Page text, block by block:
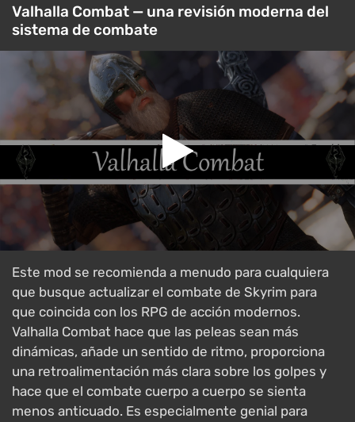
Valhalla Combat — una revisión moderna del
sistema de combate
Este mod se recomienda a menudo para cualquiera
que busque actualizar el combate de Skyrim para
que coincida con los RPG de acción modernos.
Valhalla Combat hace que las peleas sean más
dinámicas, añade un sentido de ritmo, proporciona
una retroalimentación más clara sobre los golpes y
hace que el combate cuerpo a cuerpo se sienta
menos anticuado. Es especialmente genial para